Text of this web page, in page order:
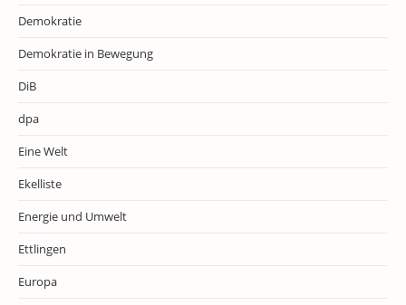
Demokratie
Demokratie in Bewegung
DiB
dpa
Eine Welt
Ekelliste
Energie und Umwelt
Ettlingen
Europa